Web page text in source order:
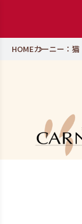
HOMEカーニー：猫